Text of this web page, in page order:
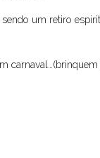
um retiro
carnaval…(brinquem